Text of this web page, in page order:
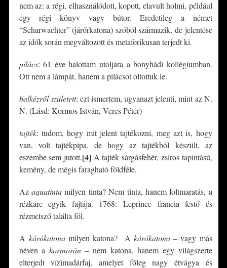
nem az: a régi, elhasználódott, kopott, elavult holmi, például
egy régi könyv vagy bútor. Eredetileg a német
“Scharwachter” (járőrkatona) szóból származik, de jelentése
az idők során megváltozott és metaforikusan terjedt ki.
pilács: 61 éve halottam utoljára a bonyhádi kollégiumban.
Ott nem a lámpát, hanem a pilácsot oltottuk le.
balkézről született: ezt ismertem, ugyanazt jelenti, mint az N.
N. (Lásd: Kormos István, Veres Péter)
tajték: tudom, hogy mit jelent tajtékozni, meg azt is, hogy
van, volt tajtékpipa, de hogy az tajtékból készült, az
eszembe sem jutott.[4] A tajték sárgásfehér, zsíros tapintású,
kemény, de mégis faragható földféle.
Az aquatintamilyen tinta? Nem tinta, hanem foltmaratás, a
rézkarc egyik fajtája. 1768: Leprince francia festő és
rézmetsző találta föl.
A kárókatonamilyen katona? A kárókatona– vagy más
néven a kormorán– nem katona, hanem egy világszerte
elterjedt vízimadárfaj, amelyet főleg nagy étvágya és